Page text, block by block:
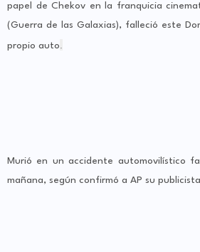
papel de Chekov en la franquicia
(Guerra de las Galaxias), falleció este
propio auto
Murió en un accidente automovilístico
mañana, según confirmó a AP su